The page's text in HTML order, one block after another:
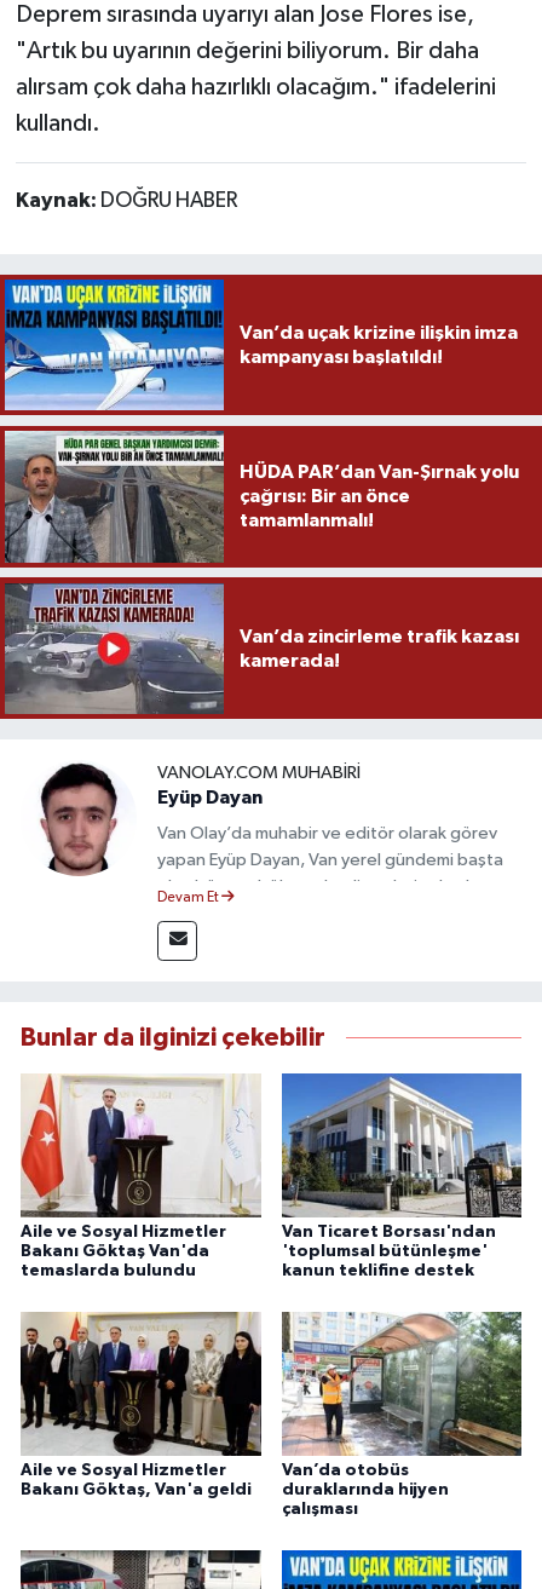
Deprem sırasında uyarıyı alan Jose Flores ise,
"Artık bu uyarının değerini biliyorum. Bir daha
alırsam çok daha hazırlıklı olacağım." ifadelerini
kullandı.
Kaynak: DOĞRU HABER
Van’da uçak krizine ilişkin imza
kampanyası başlatıldı!
HÜDA PAR’dan Van-Şırnak yolu
çağrısı: Bir an önce
tamamlanmalı!
Van’da zincirleme trafik kazası
kamerada!
VANOLAY.COM MUHABIRI
Eyüp Dayan
Van Olay’da muhabir ve editör olarak görev
yapan Eyüp Dayan, Van yerel gündemi başta
olmak üzere bölgesel gelişmeleri sahadan
deneyimiyle doğruluk, tarafsızlık ve etik ilkeleri
esas alan Dayan, güvenilir kaynaklara dayalı
Devam Et
Bunlar da ilginizi çekebilir
Aile ve Sosyal Hizmetler
Bakanı Göktaş Van'da
temaslarda bulundu
Van Ticaret Borsası'ndan
'toplumsal bütünleşme'
kanun teklifine destek
Aile ve Sosyal Hizmetler
Bakanı Göktaş, Van'a geldi
Van’da otobüs
duraklarında hijyen
çalışması